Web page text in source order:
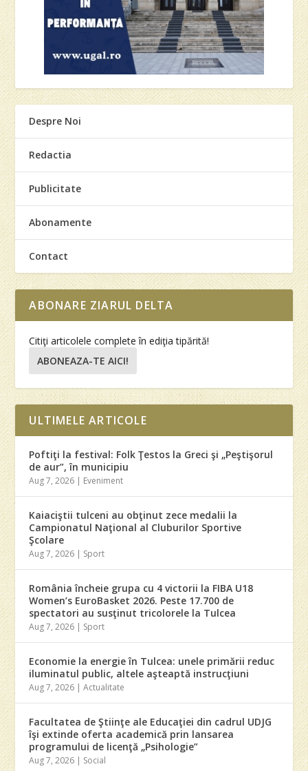
Despre Noi
Redactia
Publicitate
Abonamente
Contact
ABONARE ZIARUL DELTA
Citiţi articolele complete în ediţia tipărită!
ABONEAZA-TE AICI!
ULTIMELE ARTICOLE
Poftiţi la festival: Folk Ţestos la Greci şi „Peştişorul
de aur”, în municipiu
Aug 7, 2026 | Eveniment
Kaiaciştii tulceni au obţinut zece medalii la
Campionatul Naţional al Cluburilor Sportive
Şcolare
Aug 7, 2026 | Sport
România încheie grupa cu 4 victorii la FIBA U18
Women’s EuroBasket 2026. Peste 17.700 de
spectatori au susţinut tricolorele la Tulcea
Aug 7, 2026 | Sport
Economie la energie în Tulcea: unele primării reduc
iluminatul public, altele aşteaptă instrucţiuni
Aug 7, 2026 |Actualitate
Facultatea de Ştiinţe ale Educaţiei din cadrul UDJG
îşi extinde oferta academică prin lansarea
programului de licenţă „Psihologie”
Aug 7, 2026 | Social